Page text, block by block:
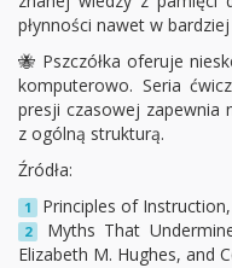
płynności nawet w
🐝 Pszczółka oferuje
komputerowo. Seria
presji czasowej zapewnia
z ogólną strukturą.
Źródła:
1 Principles of
2
Myths That
Elizabeth M. Hughes, and